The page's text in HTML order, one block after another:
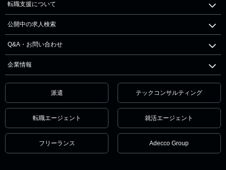
転職支援について
公開中の求人検索
Q&A・お問い合わせ
企業情報
派遣 テックコンサルティング
転職エージェント 就活エージェント
フリーランス Adecco Group